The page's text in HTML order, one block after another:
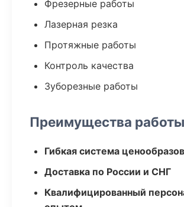
Фрезерные работы
Лазерная резка
Протяжные работы
Контроль качества
Зуборезные работы
Преимущества
Гибкая система
Доставка по России и СНГ
Квалифицированный